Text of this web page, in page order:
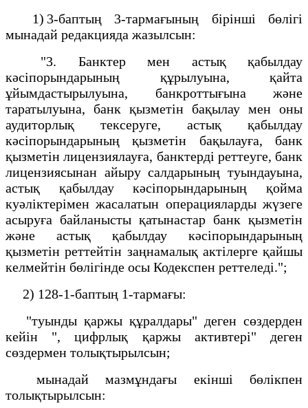
1) 3-баптың 3-тармағының бірінші бөлігі
мынадай редакцияда жазылсын:
"3. Банктер мен астық қабылдау
кәсіпорындарының құрылуына, қайта
ұйымдастырылуына, банкроттығына және
таратылуына, банк қызметiн бақылау мен оны
аудиторлық тексеруге, астық қабылдау
кәсіпорындарының қызметiн бақылауға, банк
қызметін лицензиялауға, банктерді реттеуге, банк
лицензиясынан айыру салдарының туындауына,
астық қабылдау кәсiпорындарының қойма
куәлiктерiмен жасалатын операцияларды жүзеге
асыруға байланысты қатынастар банк қызметiн
және астық қабылдау кәсiпорындарының
қызметiн реттейтiн заңнамалық актiлерге қайшы
келмейтiн бөлiгiнде осы Кодекспен реттеледi.";
2) 128-1-баптың 1-тармағы:
"туынды қаржы құралдары" деген сөздерден
кейін ", цифрлық қаржы активтері" деген
сөздермен толықтырылсын;
мынадай мазмұндағы екінші бөлікпен
толықтырылсын: